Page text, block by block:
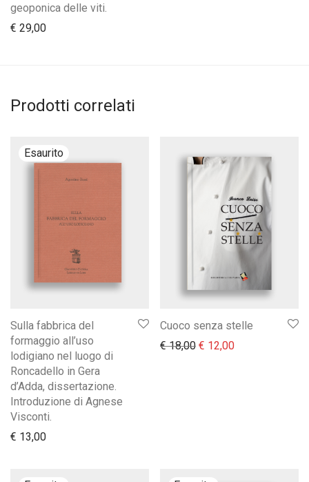
geoponica delle viti.
€ 29,00
Prodotti correlati
Sulla fabbrica del
formaggio all’uso
lodigiano nel luogo di
Roncadello in Gera
d’Adda, dissertazione.
Introduzione di Agnese
Visconti.
€ 13,00
Cuoco senza stelle
€18,00 Il prezzo originale era:
€ 12,00Il prezzo